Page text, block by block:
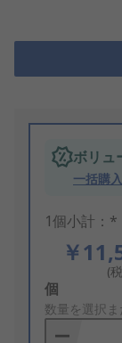
ボリュ
一括購
1個小計：*
￥
(
Add
to
Basket
個
数量を選択